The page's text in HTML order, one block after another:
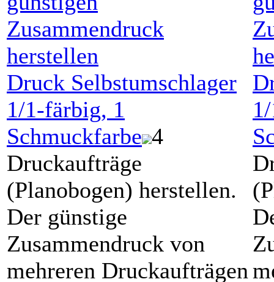
Zusammendruck
herstellen
Druck Selbstumschlager
1/1-färbig, 1
Schmuckfarbe 4
Druckaufträge
(Planobogen) herstellen.
Der günstige
Zusammendruck von
mehreren Druckaufträgen